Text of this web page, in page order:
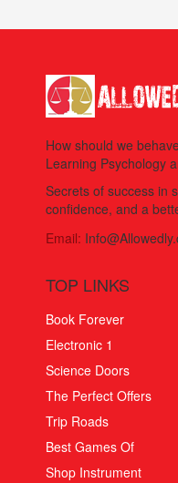
How should we
Learning Psychology
Secrets of success in
confidence, and a
Email:
TOP LINKS
Book Forever
Electronic 1
Science Doors
The Perfect Offers
Trip Roads
Best Games Of
Shop Instrument